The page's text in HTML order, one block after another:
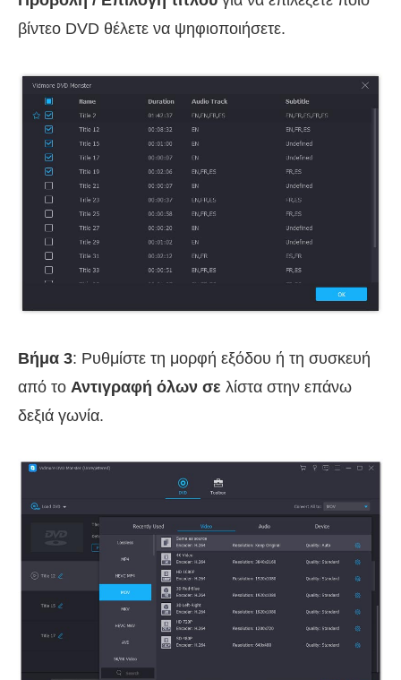
βίντεο DVD θέλετε να ψηφιοποιήσετε.
Βήμα 3: Ρυθμίστε τη μορφή εξόδου ή τη συσκευή
από το Αντιγραφή όλων σε λίστα στην επάνω
δεξιά γωνία.